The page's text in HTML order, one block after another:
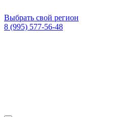
Выбрать свой регион
8 (995) 577-56-48